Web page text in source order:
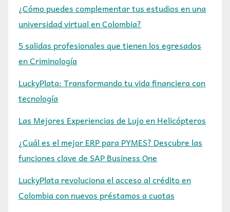
¿Cómo puedes complementar tus estudios en una
universidad virtual en Colombia?
5 salidas profesionales que tienen los egresados
en Criminología
LuckyPlata: Transformando tu vida financiera con
tecnología
Las Mejores Experiencias de Lujo en Helicópteros
¿Cuál es el mejor ERP para PYMES? Descubre las
funciones clave de SAP Business One
LuckyPlata revoluciona el acceso al crédito en
Colombia con nuevos préstamos a cuotas